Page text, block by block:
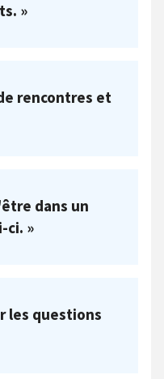
»
rencontres et
dans un
ci. »
les questions